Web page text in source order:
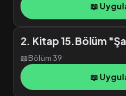
📖
2. Kitap 15.Bölüm
📖Bölüm 39
📖